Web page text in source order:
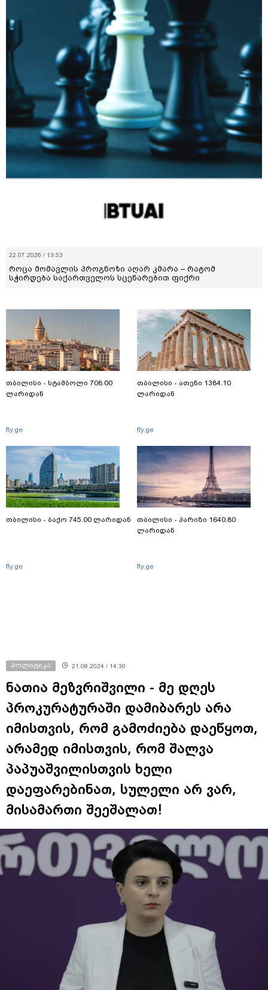
22.07.2026 / 13:53
როცა მომავლის პროგნოზი აღარ კმარა – რატომ
სჭირდება საქართველოს სცენარებით ფიქრი
თბილისი - სტამბოლი 708.00
ლარიდან
fly.ge
თბილისი - ბაქო 745.00 ლარიდან
fly.ge
თბილისი - ათენი 1384.10
ლარიდან
fly.ge
თბილისი - პარიზი 1640.80
ლარიდან
fly.ge
პოლიტიკა 21.08.2024 / 14:30
ნათია მეზვრიშვილი - მე დღეს
პროკურატურაში დამიბარეს არა
იმისთვის, რომ გამოძიება დაეწყოთ,
არამედ იმისთვის, რომ შალვა
პაპუაშვილისთვის ხელი
დაეფარებინათ, სულელი არ ვარ,
მისამართი შეეშალათ!